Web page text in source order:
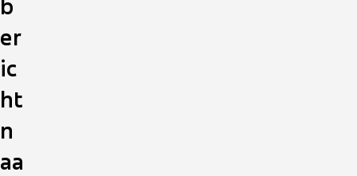
b
er
ic
ht
n
aa